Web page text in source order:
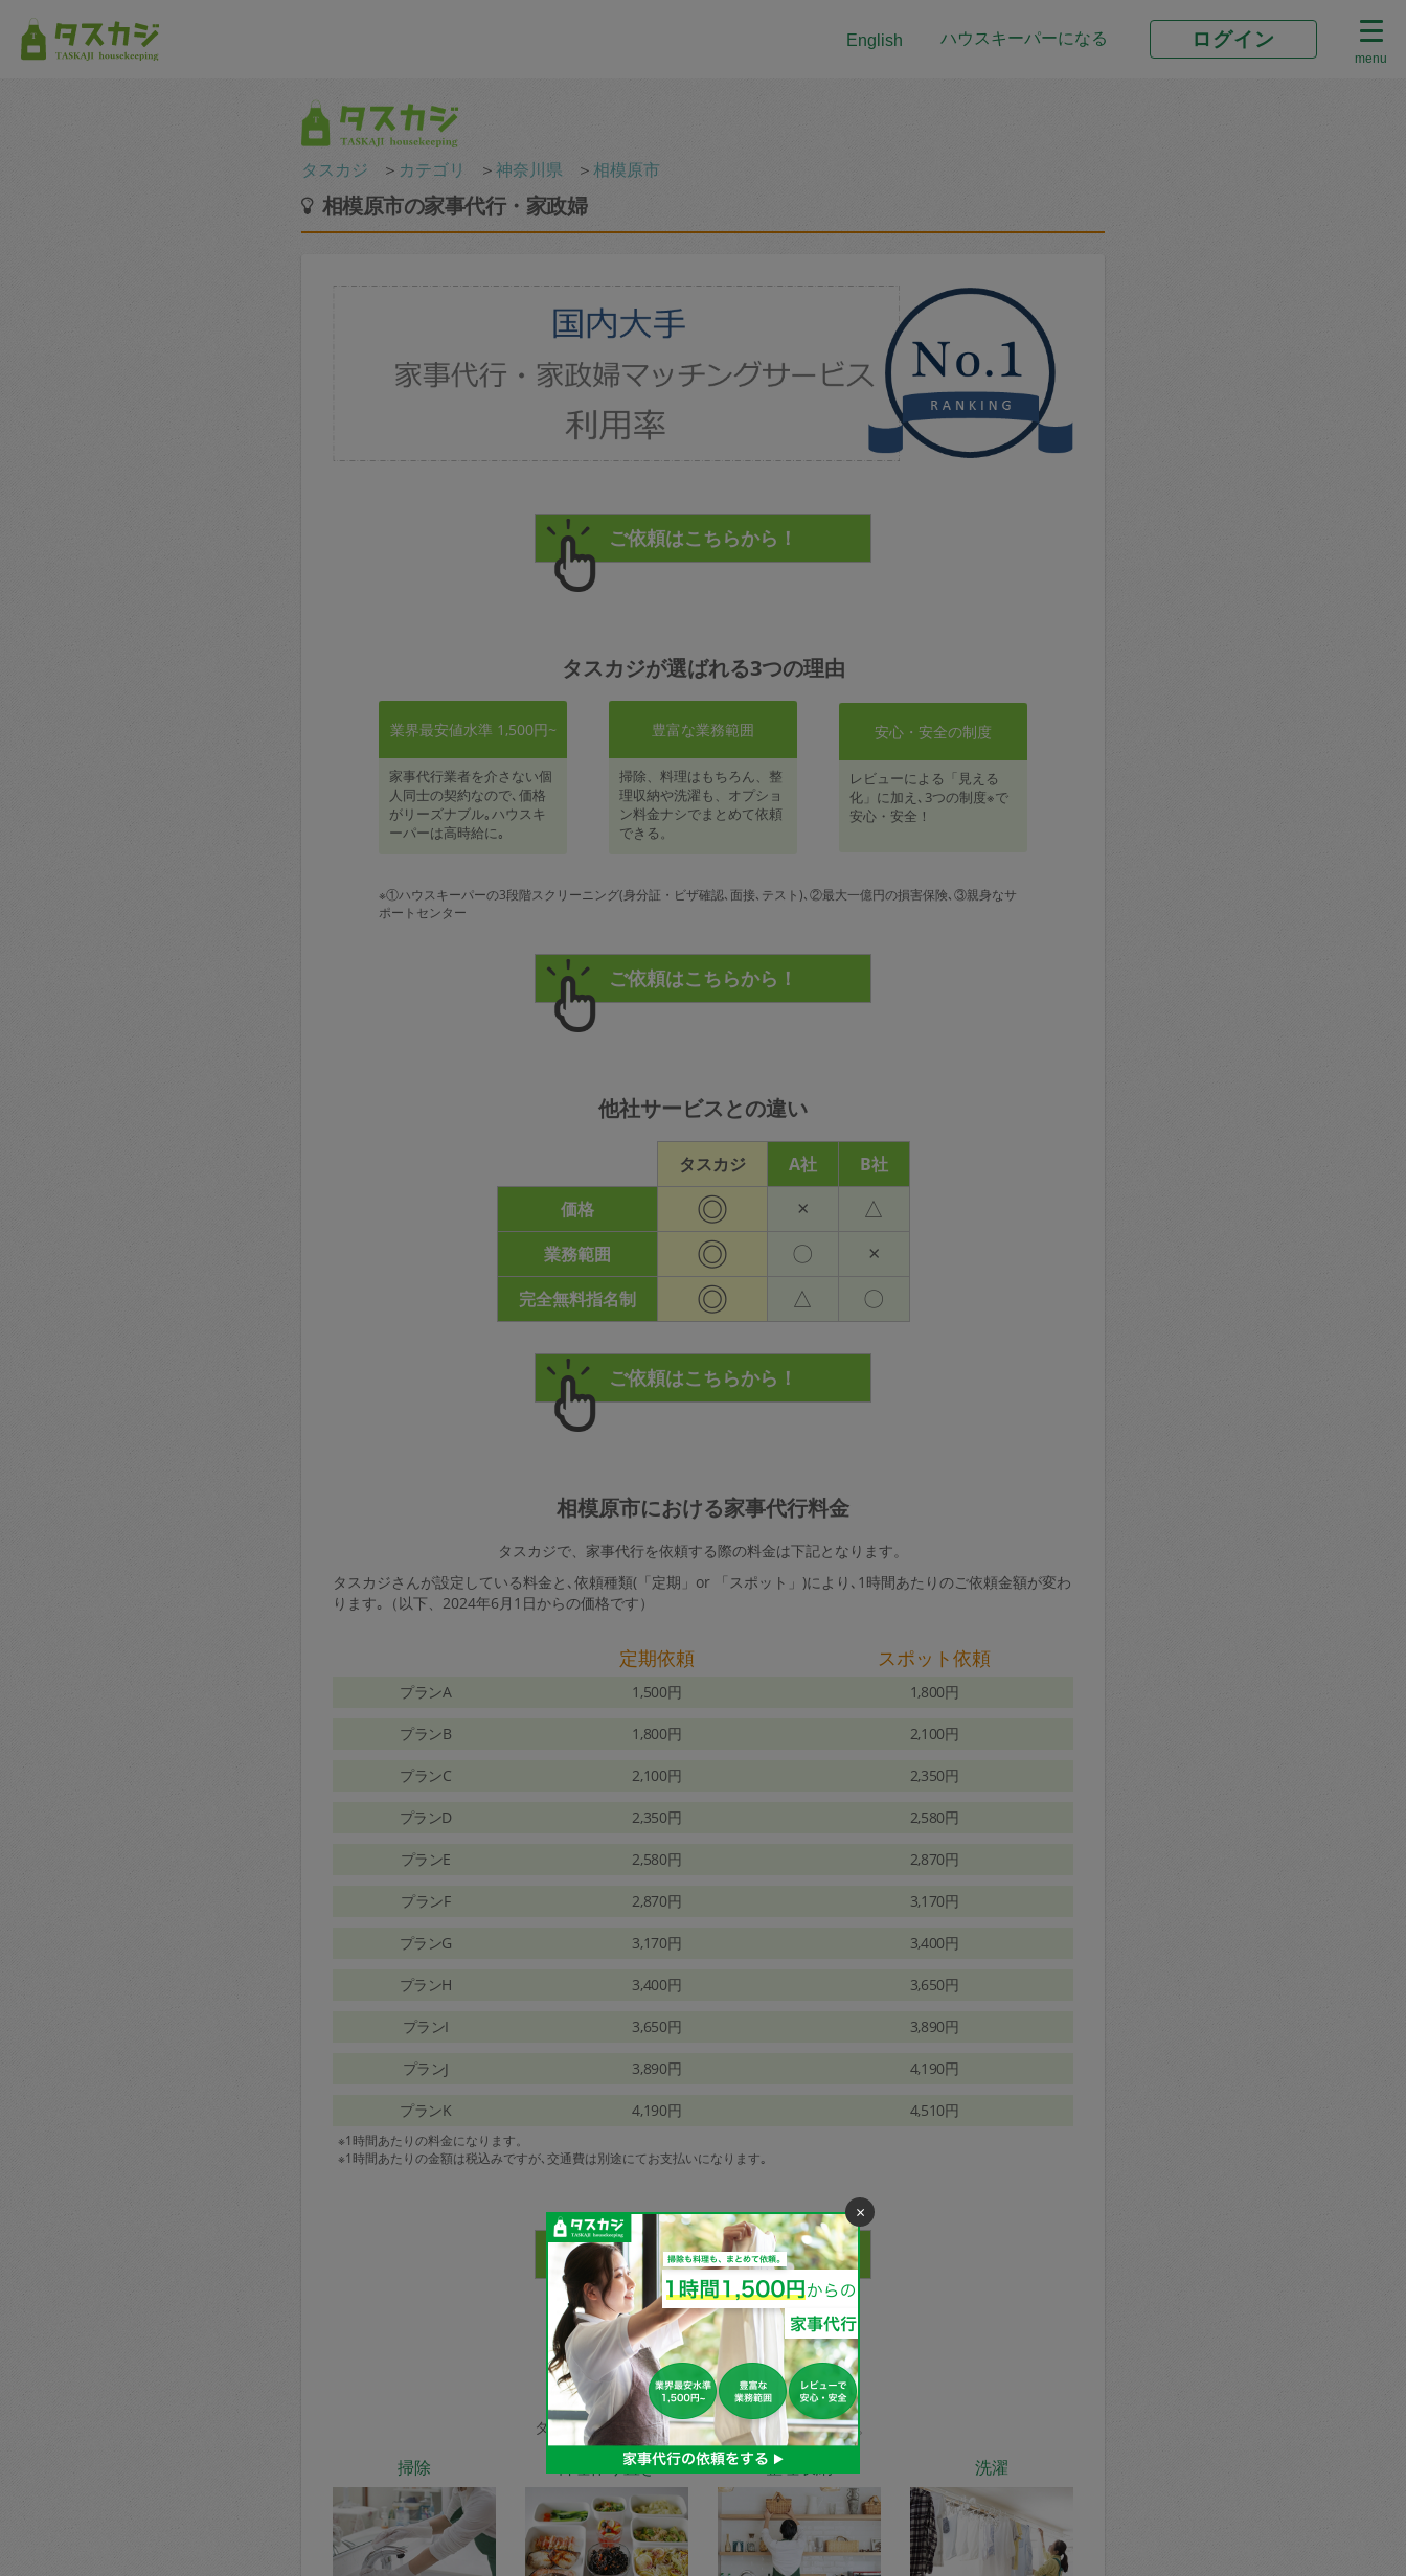
English ハウスキーパーになる ログイン
menu
タスカジ ＞ カテゴリ ＞神奈川県 ＞相模原市
相模原市の家事代行・家政婦
タスカジが選ばれる3つの理由
業界最安値水準 1,500円~
家事代行業者を介さない個
人同士の契約なので､価格
がリーズナブル｡ハウスキ
ーパーは高時給に｡
豊富な業務範囲
掃除、料理はもちろん、整
理収納や洗濯も、オプショ
ン料金ナシでまとめて依頼
できる。
安心・安全の制度
レビューによる「見える
化」に加え､3つの制度※で
安心・安全！
※①ハウスキーパーの3段階スクリーニング(身分証・ビザ確認､面接､テスト)､②最大一億円の損害保険､③親身なサ
ポートセンター
他社サービスとの違い
タスカジ A社
B社
価格
◎ × △
業務範囲 ◎ 〇 ×
完全無料指名制 ◎ △ 〇
相模原市における家事代行料金
タスカジで、家事代行を依頼する際の料金は下記となります。
タスカジさんが設定している料金と､依頼種類(「定期」or 「スポット」)により､1時間あたりのご依頼金額が変わ
ります｡（以下、2024年6月1日からの価格です）
定期依頼 スポット依頼
プランA 1,500円 1,800円
プランB 1,800円 2,100円
プランC 2,100円 2,350円
プランD 2,350円 2,580円
プランE 2,580円 2,870円
プランF 2,870円 3,170円
プランG 3,170円 3,400円
プランH 3,400円 3,650円
プランI 3,650円 3,890円
プランJ 3,890円 4,190円
プランK 4,190円 4,510円
※1時間あたりの料金になります。
※1時間あたりの金額は税込みですが､交通費は別途にてお支払いになります｡
家事代行サービスの種類
タスカジで依頼できるサービスは下記となります。
掃除 料理作り置き 整理収納 洗濯
×